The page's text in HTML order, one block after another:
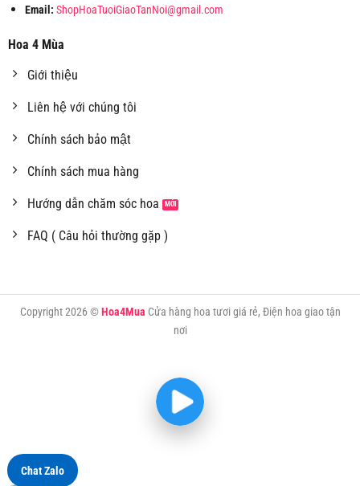
Email: ShopHoaTuoiGiaoTanNoi@gmail.com
Hoa 4 Mùa
Giới thiệu
Liên hệ với chúng tôi
Chính sách bảo mật
Chính sách mua hàng
Hướng dẫn chăm sóc hoa
FAQ ( Câu hỏi thường gặp )
Copyright 2026 ©Hoa4Mua Cửa hàng hoa tươi giá rẻ, Điện hoa giao tận
nơi
Chat Zalo